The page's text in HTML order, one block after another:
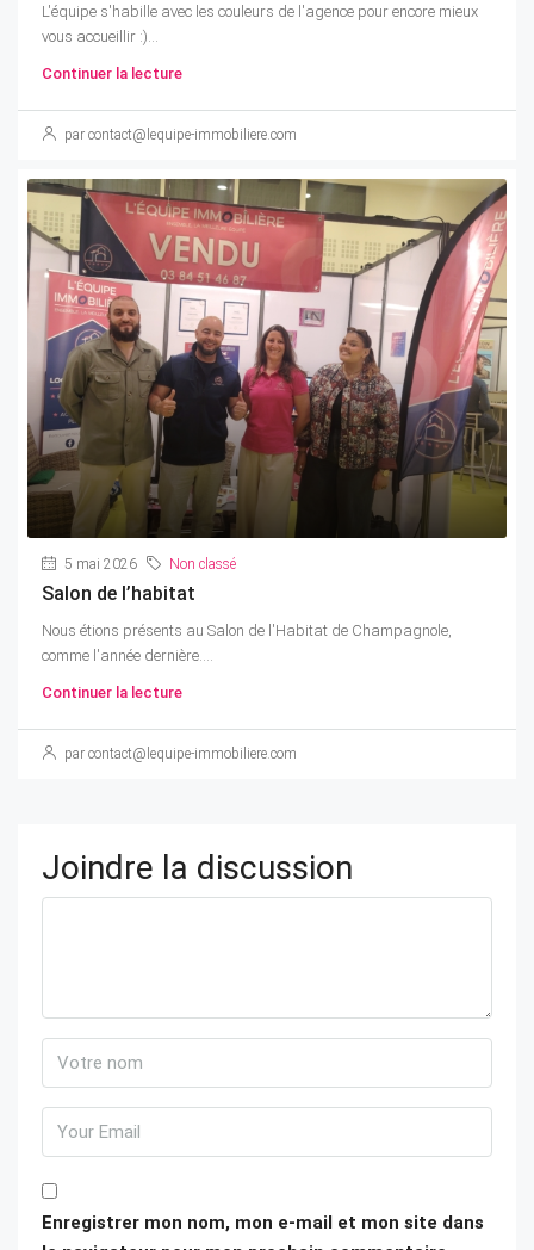
L'équipe s'habille avec les couleurs de l'agence pour encore mieux
vous accueillir :)...
Continuer la lecture
par contact@lequipe-immobiliere.com
5 mai 2026 Non classé
Salon de l’habitat
Nous étions présents au Salon de l'Habitat de Champagnole,
comme l'année dernière....
Continuer la lecture
par contact@lequipe-immobiliere.com
Joindre la discussion
Enregistrer mon nom, mon e-mail et mon site dans